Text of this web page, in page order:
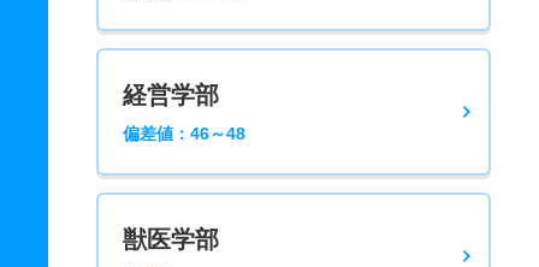
経営学部
偏差値：46～48
獣医学部